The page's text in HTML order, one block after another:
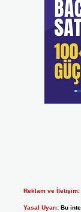
Reklam ve İletişim:
Yasal Uyarı: Bu